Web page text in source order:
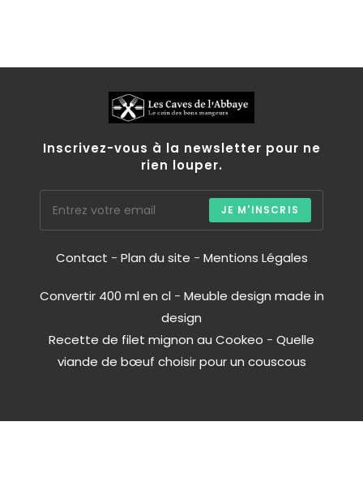
Inscrivez-vous à la newsletter pour ne
rien louper.
JE M'INSCRIS
Contact - Plan du site - Mentions Légales
Convertir 400 ml en cl - Meuble design made in
design
Recette de filet mignon au Cookeo - Quelle
viande de bœuf choisir pour un couscous